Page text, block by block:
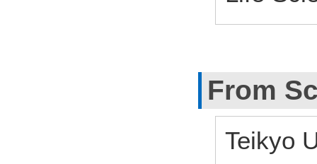
From
Teikyo